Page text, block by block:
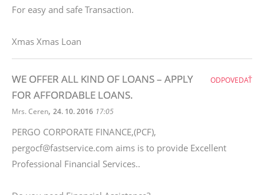
For easy and safe Transaction.
Xmas Xmas Loan
WE OFFER ALL KIND OF LOANS – APPLY
FOR AFFORDABLE LOANS.
Mrs. Ceren, 24. 10. 2016 17:05
PERGO CORPORATE FINANCE,(PCF),
pergocf@fastservice.com aims is to provide Excellent
Professional Financial Services..
ODPOVEDAŤ